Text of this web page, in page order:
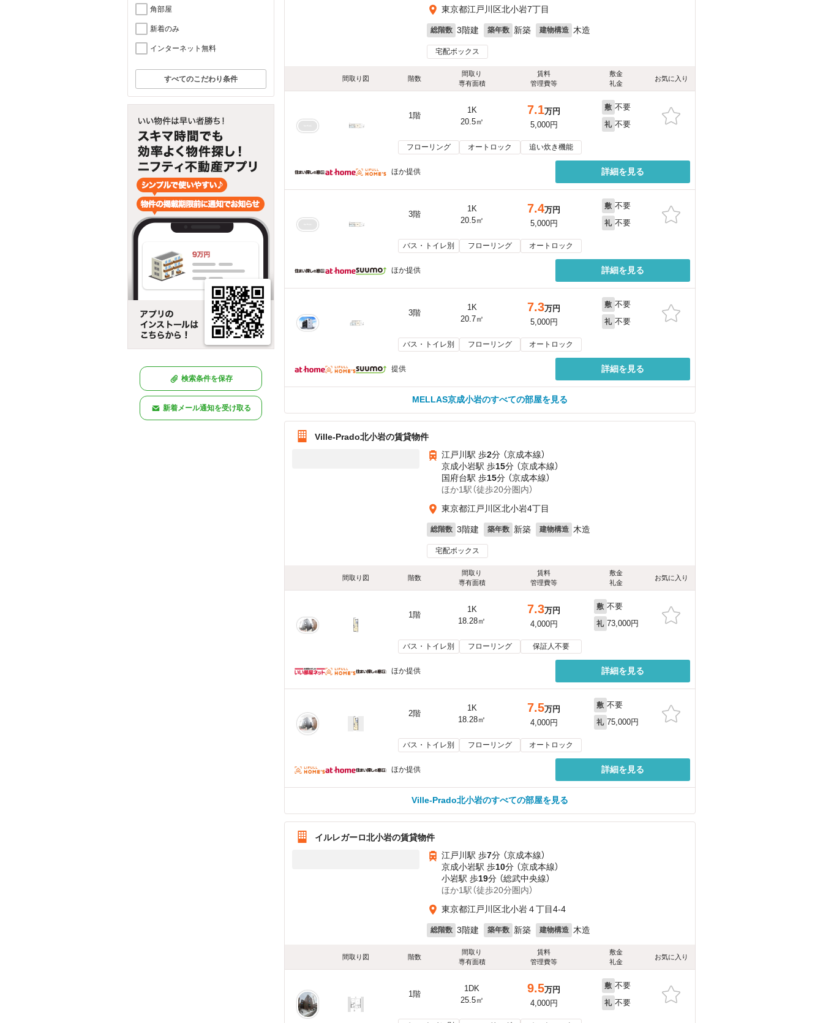
角部屋
新着のみ
インターネット無料
すべてのこだわり条件
検索条件を保存
新着メール通知を受け取る
東京都江戸川区北小岩7丁目
総階数 3階建 築年数 新築 建物構造 木造
宅配ボックス
間取り図 階数
間取り
専有面積
賃料
管理費等
敷金
礼金
お気に入り
1階
1K
20.5㎡
7.1万円
5,000円
敷 不要
礼 不要
フローリング オートロック 追い炊き機能
ほか提供 詳細を見る
3階
1K
20.5㎡
7.4万円
5,000円
敷 不要
礼 不要
バス・トイレ別 フローリング オートロック
ほか提供 詳細を見る
3階
1K
20.7㎡
7.3万円
5,000円
敷 不要
礼 不要
バス・トイレ別 フローリング オートロック
提供 詳細を見る
MELLAS京成小岩のすべての部屋を見る
Ville-Prado北小岩の賃貸物件
江戸川駅 歩2分 （京成本線）
京成小岩駅 歩15分 （京成本線）
国府台駅 歩15分 （京成本線）
ほか1駅（徒歩20分圏内）
東京都江戸川区北小岩4丁目
総階数 3階建 築年数 新築 建物構造 木造
宅配ボックス
間取り図 階数
間取り
専有面積
賃料
管理費等
敷金
礼金
お気に入り
1階
1K
18.28㎡
7.3万円
4,000円
敷 不要
礼 73,000円
バス・トイレ別 フローリング 保証人不要
ほか提供 詳細を見る
2階
1K
18.28㎡
7.5万円
4,000円
敷 不要
礼 75,000円
バス・トイレ別 フローリング オートロック
ほか提供 詳細を見る
Ville-Prado北小岩のすべての部屋を見る
イルレガーロ北小岩の賃貸物件
江戸川駅 歩7分 （京成本線）
京成小岩駅 歩10分 （京成本線）
小岩駅 歩19分 （総武中央線）
ほか1駅（徒歩20分圏内）
東京都江戸川区北小岩４丁目4-4
総階数 3階建 築年数 新築 建物構造 木造
間取り図 階数
間取り
専有面積
賃料
管理費等
敷金
礼金
お気に入り
1階
1DK
25.5㎡
9.5万円
4,000円
敷 不要
礼 不要